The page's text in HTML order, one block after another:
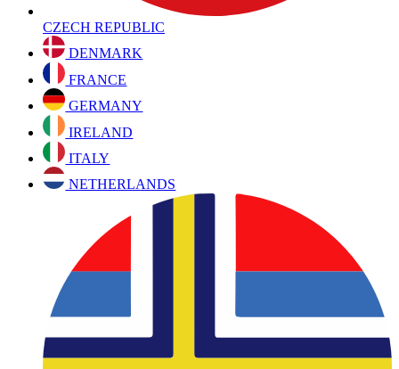
CZECH REPUBLIC
DENMARK
FRANCE
GERMANY
IRELAND
ITALY
NETHERLANDS